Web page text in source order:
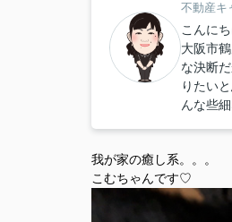
不動産キ
こんに
大阪市
な決断
りたい
んな些
我が家の癒し系。。。
こむちゃんです♡